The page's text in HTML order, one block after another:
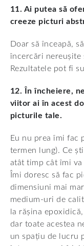
11. Ai putea să
creeze picturi
Doar să înceapă,
încercări nereușite
Rezultatele pot fi
12. În încheiere,
viitor ai în acest
picturile tale.
Eu nu prea îmi fac
termen lung). Ce
atât timp cât îmi
Îmi doresc să fac
dimensiuni mai
medium-uri de
la rășina
dar toate acestea
un spațiu de lucru